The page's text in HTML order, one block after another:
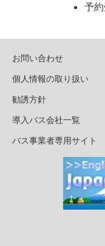
予
お問い合わせ
個人情報の取り扱い
勧誘方針
導入バス会社一覧
バス事業者専用サイト